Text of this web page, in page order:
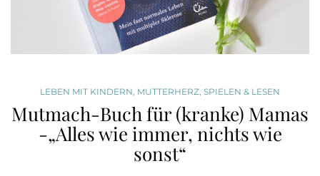
LEBEN MIT KINDERN MUTTERHERZ SPIELEN & LESEN
Mutmach-Buch für (kranke) Mamas
-„Alles wie immer, nichts wie
sonst“